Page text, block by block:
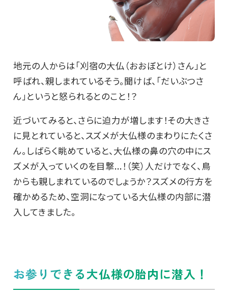
地元の人からは「刈宿の大仏（おおぼとけ）さん」と
呼ばれ、親しまれているそう。聞けば、「だいぶつさ
ん」というと怒られるとのこと！？
近づいてみると、さらに迫力が増します！その大きさ
に見とれていると、スズメが大仏様のまわりにたくさ
ん。しばらく眺めていると、大仏様の鼻の穴の中にス
ズメが入っていくのを目撃...！（笑）人だけでなく、鳥
からも親しまれているのでしょうか？スズメの行方を
確かめるため、空洞になっている大仏様の内部に潜
入してきました。
お参りできる大仏様の胎内に潜入！